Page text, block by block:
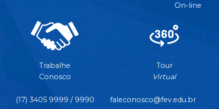
On-line
Trabalhe
Conosco
Tour
Virtual
(17) 3405 9999 / 9990 faleconosco@fev.edu.br